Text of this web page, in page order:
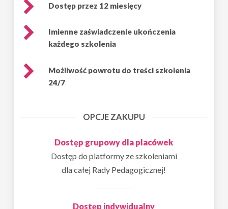
Dostęp przez 12 miesięcy
Imienne zaświadczenie ukończenia
każdego szkolenia
Możliwość powrotu do treści szkolenia
24/7
OPCJE ZAKUPU
Dostęp grupowy dla placówek
Dostęp do platformy ze szkoleniami
dla całej Rady Pedagogicznej!
Dostęp indywidualny